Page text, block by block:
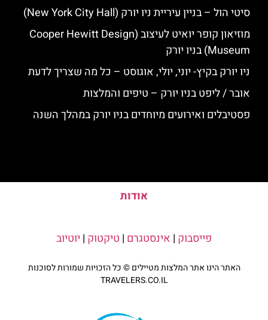
סיטי הול – בניין עיריית ניו יורק (New York City Hall)
מוזיאון קופר יואיט לעיצוב (Cooper Hewitt Design
Museum) בניו יורק
ניו יורק בקיץ- יוני, יולי, אוגוסט – כל מה שצריך לדעת
אובר / ליפט בניו יורק – טיפים והמלצות
פסטיבלים ואירועים מיוחדים בניו יורק במהלך השנה
אודות
פייסבוק | אינסטגרם | טיקטוק | יוטיוב
האתר הינו אתר המלצות מטיילים © כל הזכויות שמורות לסוכנות
TRAVELERS.CO.IL